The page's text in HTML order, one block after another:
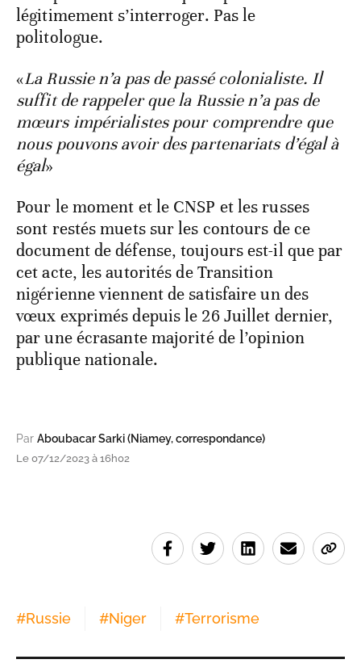
légitimement s’interroger. Pas le
politologue.
«La Russie n’a pas de passé colonialiste. Il
suffit de rappeler que la Russie n’a pas de
mœurs impérialistes pour comprendre que
nous pouvons avoir des partenariats d’égal à
égal»
Pour le moment et le CNSP et les russes
sont restés muets sur les contours de ce
document de défense, toujours est-il que par
cet acte, les autorités de Transition
nigérienne viennent de satisfaire un des
vœux exprimés depuis le 26 Juillet dernier,
par une écrasante majorité de l’opinion
publique nationale.
Par Aboubacar Sarki (Niamey, correspondance)
Le 07/12/2023 à 16h02
#Russie #Niger #Terrorisme